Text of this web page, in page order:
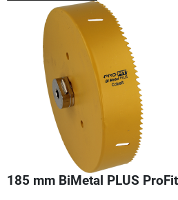
185 mm BiMetal PLUS